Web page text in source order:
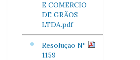
E COMERCIO
DE GRÃOS
LTDA.pdf
Resolução Nº
1159